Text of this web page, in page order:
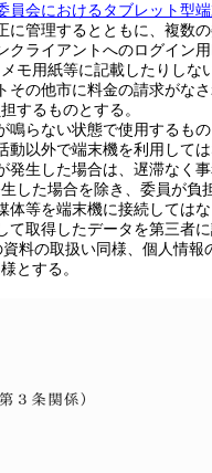
員会におけるタブレット型
管理するとともに、複数
ライアントへのログイン
モ用紙等に記載したりしな
の他市に料金の請求がな
するものとする。
らない状態で使用するも
以外で端末機を利用しては
生した場合は、遅滞なく
した場合を除き、委員が負
等を端末機に接続してはな
取得したデータを第三者に
料の取扱い同様、個人情報
とする。